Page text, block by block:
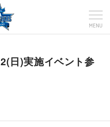
MENU
日)実施イベント参